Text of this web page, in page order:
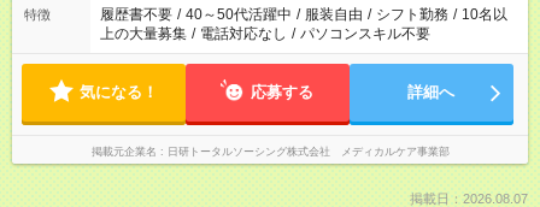
特徴 履歴書不要 / 40～50代活躍中 / 服装自由 / シフト勤務 / 10名以
上の大量募集 / 電話対応なし / パソコンスキル不要
気になる！ 応募する 詳細へ
掲載元企業名 日研トータルソーシング株式会社 メディカルケア事業部
掲載日：2026.08.07